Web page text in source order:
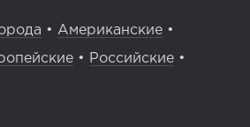
• Американские •
• Российские •